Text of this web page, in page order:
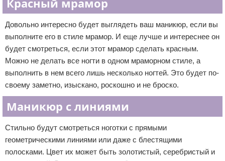
Красный мрамор
Довольно интересно будет выглядеть ваш маникюр, если вы
выполните его в стиле мрамор. И еще лучше и интереснее он
будет смотреться, если этот мрамор сделать красным.
Можно не делать все ногти в одном мраморном стиле, а
выполнить в нем всего лишь несколько ногтей. Это будет по-
своему заметно, изыскано, роскошно и не броско.
Маникюр с линиями
Стильно будут смотреться ноготки с прямыми
геометрическими линиями или даже с блестящими
полосками. Цвет их может быть золотистый, серебристый и